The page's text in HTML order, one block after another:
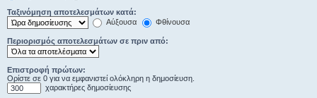
Ταξινόμηση αποτελεσμάτων κατά:
Αύξουσα
Φθίνουσα
Περιορισμός αποτελεσμάτων σε πριν από:
Επιστροφή πρώτων:
Ορίστε σε 0 για να εμφανιστεί ολόκληρη η δημοσίευση.
χαρακτήρες δημοσίευσης